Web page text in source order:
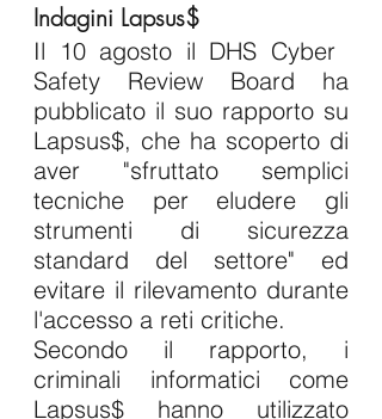
Indagini Lapsus$
Il 10 agosto il DHS Cyber ​​
Safety Review Board ha
pubblicato il suo rapporto su
Lapsus$, che ha scoperto di
aver "sfruttato semplici
tecniche per eludere gli
strumenti di sicurezza
standard del settore" ed
evitare il rilevamento durante
l'accesso a reti critiche.
Secondo il rapporto, i
criminali informatici come
Lapsus$ hanno utilizzato